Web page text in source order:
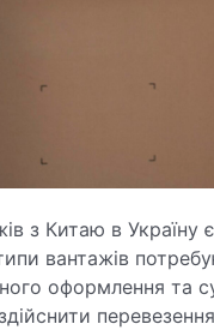
з Китаю в Україну
вантажів
оформлення та